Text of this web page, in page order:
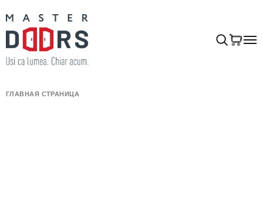
ГЛАВНАЯ СТРАНИЦА